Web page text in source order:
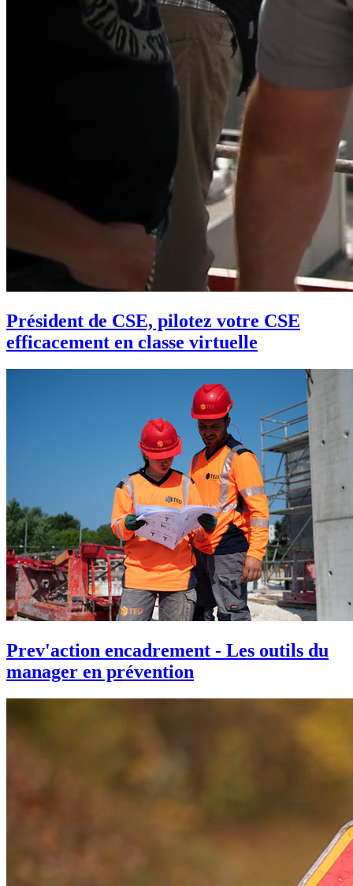
Président de CSE, pilotez votre CSE
efficacement en classe virtuelle
Prev'action encadrement - Les outils du
manager en prévention